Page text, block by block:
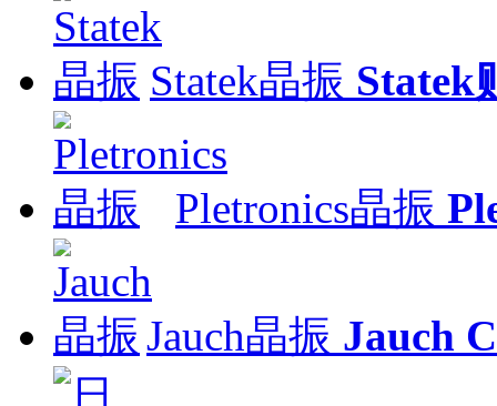
Statek晶振 Statek
Pletronics晶振
Jauch晶振 Jauch